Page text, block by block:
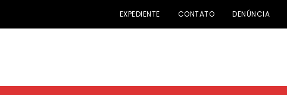
EXPEDIENTE CONTATO DENÚNCIA